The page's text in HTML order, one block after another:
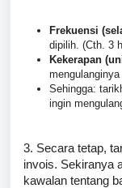
Frekuensi
dipilih. (Cth. 3
Kekerapan
Sehingga:
ingin
3. Secara tetap,
invois. Sekiranya
kawalan tentang